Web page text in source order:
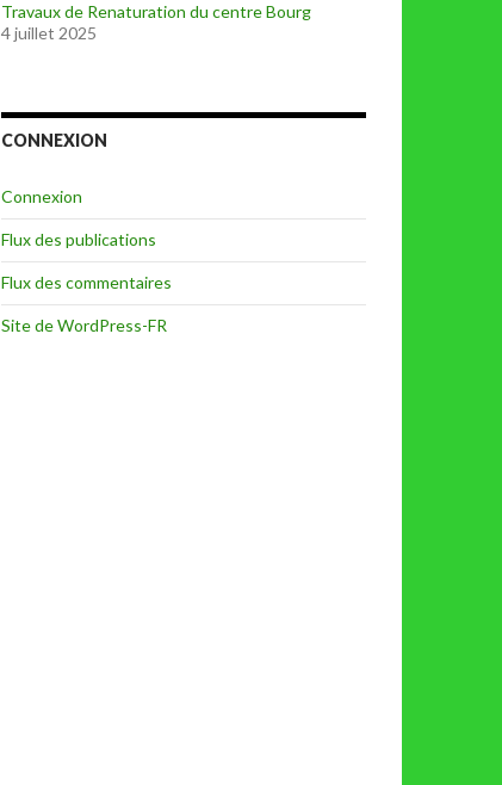
Travaux de Renaturation du centre Bourg
4 juillet 2025
CONNEXION
Connexion
Flux des publications
Flux des commentaires
Site de WordPress-FR